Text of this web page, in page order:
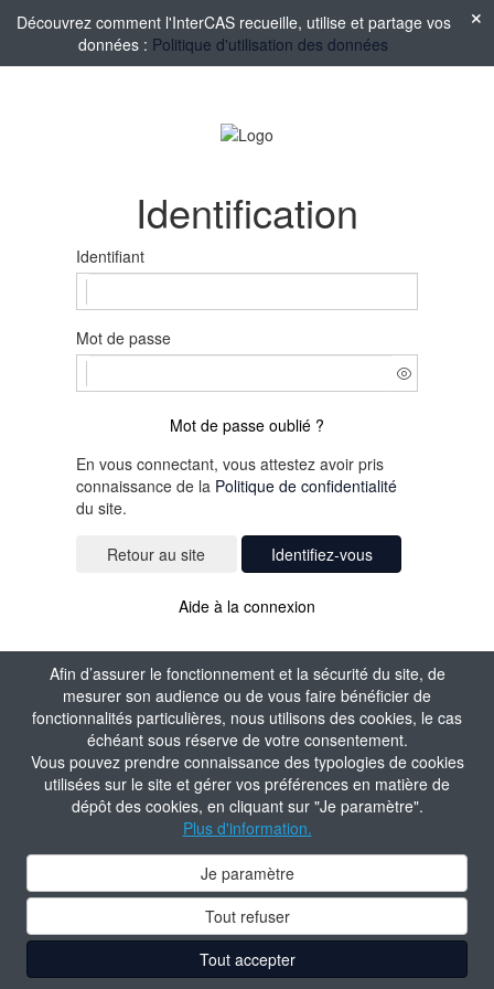
Afin d’assurer le fonctionnement et la sécurité du site, de
mesurer son audience ou de vous faire bénéficier de
fonctionnalités particulières, nous utilisons des cookies, le cas
échéant sous réserve de votre consentement.
Vous pouvez prendre connaissance des typologies de cookies
utilisées sur le site et gérer vos préférences en matière de
dépôt des cookies, en cliquant sur "Je paramètre".
Plus d'information.
Je paramètre
Tout refuser
Tout accepter
Découvrez comment l'InterCAS recueille, utilise et partage vos
données : Politique d'utilisation des données
Identification
Identifiant
Mot de passe
Mot de passe oublié ?
En vous connectant, vous attestez avoir pris
connaissance de la Politique de confidentialité
du site.
Identifiez-vous
Aide à la connexion